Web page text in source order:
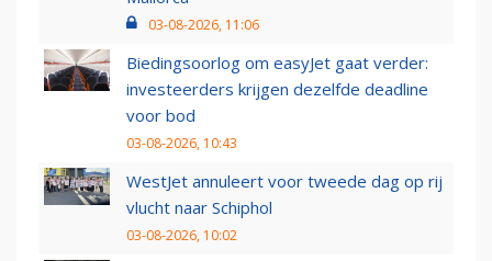
03-08-2026, 11:06
Biedingsoorlog om easyJet gaat verder:
investeerders krijgen dezelfde deadline
voor bod
03-08-2026, 10:43
WestJet annuleert voor tweede dag op rij
vlucht naar Schiphol
03-08-2026, 10:02